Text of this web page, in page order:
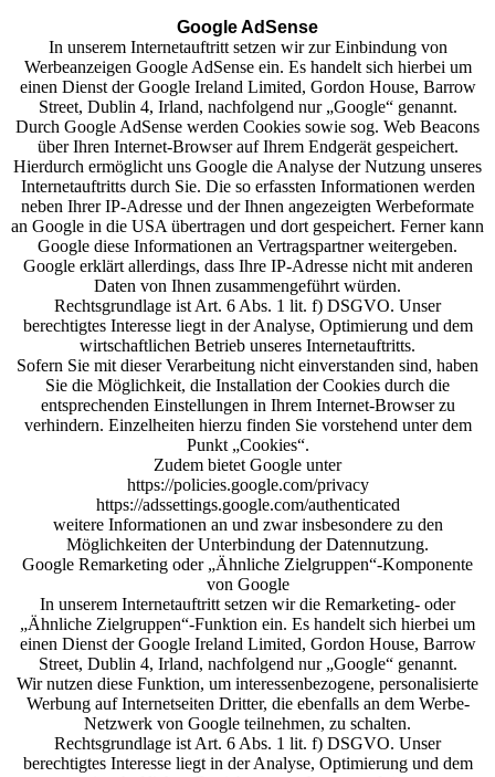
Google AdSense
In unserem Internetauftritt setzen wir zur Einbindung von
Werbeanzeigen Google AdSense ein. Es handelt sich hierbei um
einen Dienst der Google Ireland Limited, Gordon House, Barrow
Street, Dublin 4, Irland, nachfolgend nur „Google“ genannt.
Durch Google AdSense werden Cookies sowie sog. Web Beacons
über Ihren Internet-Browser auf Ihrem Endgerät gespeichert.
Hierdurch ermöglicht uns Google die Analyse der Nutzung unseres
Internetauftritts durch Sie. Die so erfassten Informationen werden
neben Ihrer IP-Adresse und der Ihnen angezeigten Werbeformate
an Google in die USA übertragen und dort gespeichert. Ferner kann
Google diese Informationen an Vertragspartner weitergeben.
Google erklärt allerdings, dass Ihre IP-Adresse nicht mit anderen
Daten von Ihnen zusammengeführt würden.
Rechtsgrundlage ist Art. 6 Abs. 1 lit. f) DSGVO. Unser
berechtigtes Interesse liegt in der Analyse, Optimierung und dem
wirtschaftlichen Betrieb unseres Internetauftritts.
Sofern Sie mit dieser Verarbeitung nicht einverstanden sind, haben
Sie die Möglichkeit, die Installation der Cookies durch die
entsprechenden Einstellungen in Ihrem Internet-Browser zu
verhindern. Einzelheiten hierzu finden Sie vorstehend unter dem
Punkt „Cookies“.
Zudem bietet Google unter
https://policies.google.com/privacy
https://adssettings.google.com/authenticated
weitere Informationen an und zwar insbesondere zu den
Möglichkeiten der Unterbindung der Datennutzung.
Google Remarketing oder „Ähnliche Zielgruppen“-Komponente
von Google
In unserem Internetauftritt setzen wir die Remarketing- oder
„Ähnliche Zielgruppen“-Funktion ein. Es handelt sich hierbei um
einen Dienst der Google Ireland Limited, Gordon House, Barrow
Street, Dublin 4, Irland, nachfolgend nur „Google“ genannt.
Wir nutzen diese Funktion, um interessenbezogene, personalisierte
Werbung auf Internetseiten Dritter, die ebenfalls an dem Werbe-
Netzwerk von Google teilnehmen, zu schalten.
Rechtsgrundlage ist Art. 6 Abs. 1 lit. f) DSGVO. Unser
berechtigtes Interesse liegt in der Analyse, Optimierung und dem